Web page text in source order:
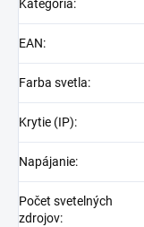
Kategória:
EAN:
Farba svetla:
Krytie (IP):
Napájanie:
Počet svetelných
zdrojov: